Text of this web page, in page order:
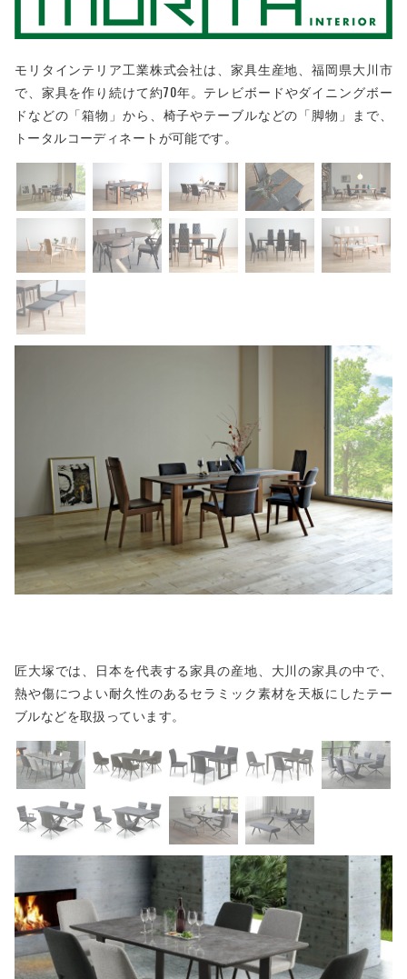
モリタインテリア工業株式会社は、家具生産地、福岡県大川市
で、家具を作り続けて約70年。テレビボードやダイニングボー
ドなどの「箱物」から、椅子やテーブルなどの「脚物」まで、
トータルコーディネートが可能です。
匠大塚では、日本を代表する家具の産地、大川の家具の中で、
熱や傷につよい耐久性のあるセラミック素材を天板にしたテー
ブルなどを取扱っています。